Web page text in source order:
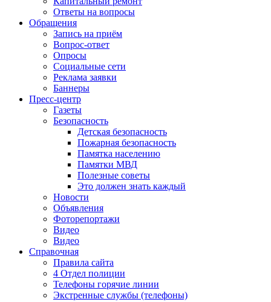
Ответы на вопросы
Обращения
Запись на приём
Вопрос-ответ
Опросы
Социальные сети
Реклама заявки
Баннеры
Пресс-центр
Газеты
Безопасность
Детская безопасность
Пожарная безопасность
Памятка населению
Памятки МВД
Полезные советы
Это должен знать каждый
Новости
Объявления
Фоторепортажи
Видео
Видео
Справочная
Правила сайта
4 Отдел полиции
Телефоны горячие линии
Экстренные службы (телефоны)